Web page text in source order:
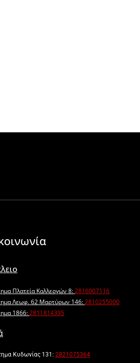
Πλατεία Καλλεργών 8:2816007116
Λεωφ. 62 Μαρτύρων 146:2810255000
1866:2811814395
Κυδωνίας 131: 2821075364